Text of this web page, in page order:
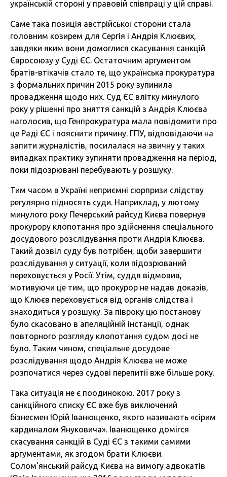
українській стороні у правовій співпраці у цій справі.
Саме така позиція австрійської сторони стала
головним козирем для Сергія і Андрія Клюєвих,
завдяки яким вони домоглися скасування санкцій
Євросоюзу у Суді ЄС. Остаточним аргументом
братів-втікачів стало те, що українська прокуратура
з формальних причин 2015 року зупинила
провадження щодо них. Суд ЄС влітку минулого
року у рішенні про зняття санкцій з Андрія Клюєва
наголосив, що Генпрокуратура мала повідомити про
це Раді ЄС і пояснити причину. ГПУ, відповідаючи на
запити журналістів, посилалася на звичну у таких
випадках практику зупиняти провадження на період,
поки підозрювані перебувають у розшуку.
Тим часом в Україні неприємні сюрпризи слідству
регулярно підносять суди. Наприклад, у лютому
минулого року Печерський райсуд Києва повернув
прокурору клопотання про здійснення спеціального
досудового розслідування проти Андрія Клюєва.
Такий дозвіл суду був потрібен, щоби завершити
розслідування у ситуації, коли підозрюваний
переховується у Росії. Утім, суддя відмовив,
мотивуючи це тим, що прокурор не надав доказів,
що Клюєв переховується від органів слідства і
знаходиться у розшуку. За півроку цю постанову
було скасовано в апеляційній інстанції, однак
повторного розгляду клопотання судом досі не
було. Таким чином, спеціальне досудове
розслідування щодо Андрія Клюєва не може
розпочатися через судові перепитії вже більше року.
Така ситуація не є поодинокою. 2017 року з
санкційного списку ЄС вже був виключений
бізнесмен Юрій Іванющенко, якого називають «сірим
кардиналом Януковича». Іванющенко домігся
скасування санкцій в Суді ЄС з такими самими
аргументами, як згодом брати Клюєви.
Солом'янський райсуд Києва на вимогу адвокатів